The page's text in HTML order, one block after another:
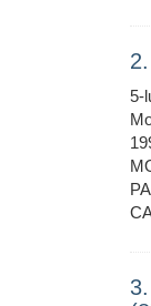
5-